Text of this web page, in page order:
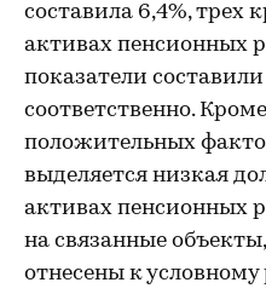
составила 6,4%, трех
активах пенсионных
показатели составили
соответственно.
положительных
выделяется низкая
активах пенсионных
на связанные
отнесены к